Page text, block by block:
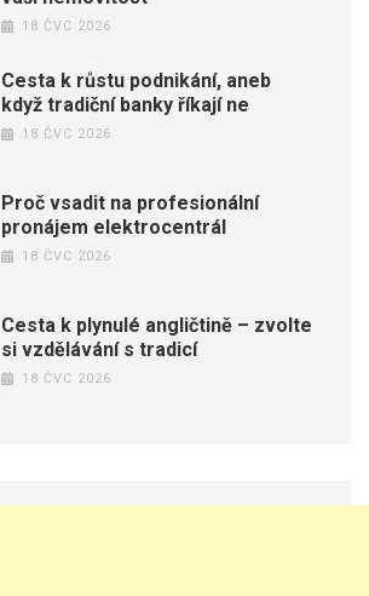
18 ČVC 2026
Cesta k růstu podnikání, aneb
když tradiční banky říkají ne
18 ČVC 2026
Proč vsadit na profesionální
pronájem elektrocentrál
18 ČVC 2026
Cesta k plynulé angličtině – zvolte
si vzdělávání s tradicí
18 ČVC 2026